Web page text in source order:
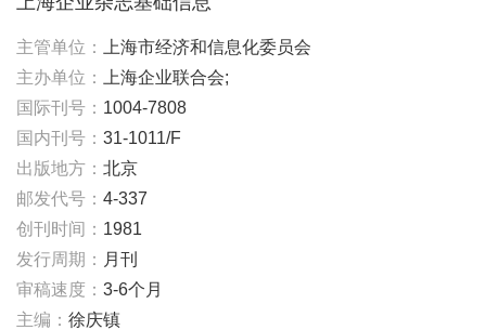
主管单位：
上海市经济和信息化委员会
主办单位：
上海企业联合会;
国际刊号： 1004-7808
国内刊号： 31-1011/F
出版地方： 北京
邮发代号： 4-337
创刊时间： 1981
发行周期： 月刊
审稿速度： 3-6个月
主编： 徐庆镇